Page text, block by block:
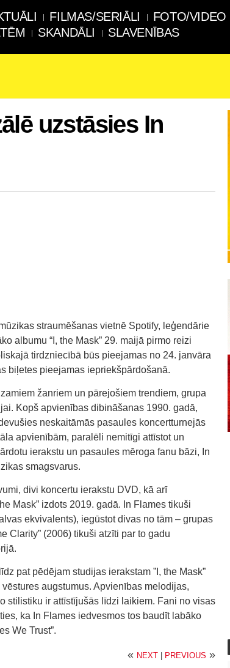
FILMAS/SERIĀLI FOTO/VIDEO
SKANDĀLI SLAVENĪBAS
uzstāsies In
straumēšanas vietnē Spotify, leģendārie
albumu “I, the Mask” 29. maijā pirmo reizi
tirdzniecībā būs pieejamas no 24. janvāra
biļetes pieejamas iepriekšpārdošanā.
žanriem un pārejošiem trendiem, grupa
Kopš apvienības dibināšanas 1990. gadā,
neskaitāmās pasaules koncertturnejās
apvienībām, paralēli nemitīgi attīstot un
ierakstu un pasaules mēroga fanu bāzi, In
smagsvarus.
divi koncertu ierakstu DVD, kā arī
Mask” izdots 2019. gadā. In Flames tikuši
ekvivalents), iegūstot divas no tām – grupas
Clarity” (2006) tikuši atzīti par to gadu
pat pēdējam studijas ierakstam ”I, the Mask”
augstumus. Apvienības melodijas,
stilistiku ir attīstījušās līdzi laikiem. Fani no visas
ka In Flames iedvesmos tos baudīt labāko
We Trust”.
« NEXT PREVIOUS »